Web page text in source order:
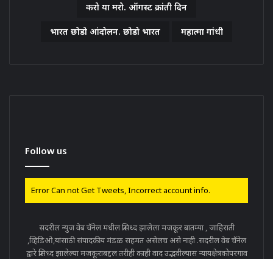
करो या मरो. ऑगस्ट क्रांती दिन
भारत छोडो आंदोलन. छोडो भारत महात्मा गांधी
Follow us
Error Can not Get Tweets, Incorrect account info.
सदरील न्युज वेब चॅनेल मधील प्रसिध्द झालेला मजकूर बातम्या , जाहिराती
,व्हिडिओ,यांसाठी संपादकीय मंडळ सहमत असेलच असे नाही .सदरील वेब चॅनेल
द्वारे प्रसिध्द झालेल्या मजकूराबद्दल तरीही काही वाद उद्भवील्यास न्यायक्षेत्रकोपरगाव